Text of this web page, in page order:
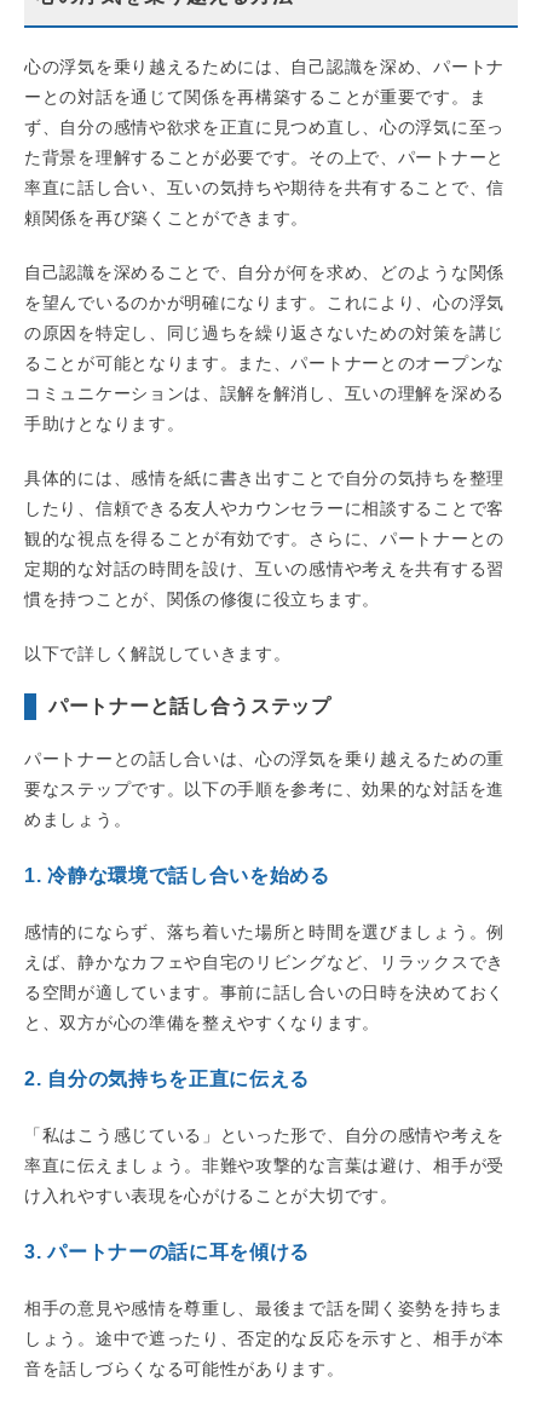
心の浮気を乗り越えるためには、自己認識を深め、パートナ
ーとの対話を通じて関係を再構築することが重要です。ま
ず、自分の感情や欲求を正直に見つめ直し、心の浮気に至っ
た背景を理解することが必要です。その上で、パートナーと
率直に話し合い、互いの気持ちや期待を共有することで、信
頼関係を再び築くことができます。
自己認識を深めることで、自分が何を求め、どのような関係
を望んでいるのかが明確になります。これにより、心の浮気
の原因を特定し、同じ過ちを繰り返さないための対策を講じ
ることが可能となります。また、パートナーとのオープンな
コミュニケーションは、誤解を解消し、互いの理解を深める
手助けとなります。
具体的には、感情を紙に書き出すことで自分の気持ちを整理
したり、信頼できる友人やカウンセラーに相談することで客
観的な視点を得ることが有効です。さらに、パートナーとの
定期的な対話の時間を設け、互いの感情や考えを共有する習
慣を持つことが、関係の修復に役立ちます。
以下で詳しく解説していきます。
パートナーと話し合うステップ
パートナーとの話し合いは、心の浮気を乗り越えるための重
要なステップです。以下の手順を参考に、効果的な対話を進
めましょう。
1. 冷静な環境で話し合いを始める
感情的にならず、落ち着いた場所と時間を選びましょう。例
えば、静かなカフェや自宅のリビングなど、リラックスでき
る空間が適しています。事前に話し合いの日時を決めておく
と、双方が心の準備を整えやすくなります。
2. 自分の気持ちを正直に伝える
「私はこう感じている」といった形で、自分の感情や考えを
率直に伝えましょう。非難や攻撃的な言葉は避け、相手が受
け入れやすい表現を心がけることが大切です。
3. パートナーの話に耳を傾ける
相手の意見や感情を尊重し、最後まで話を聞く姿勢を持ちま
しょう。途中で遮ったり、否定的な反応を示すと、相手が本
音を話しづらくなる可能性があります。